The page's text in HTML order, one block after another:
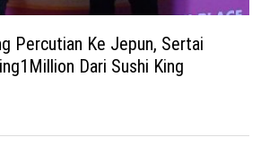
Percutian Ke Jepun, Sertai
Dari Sushi King